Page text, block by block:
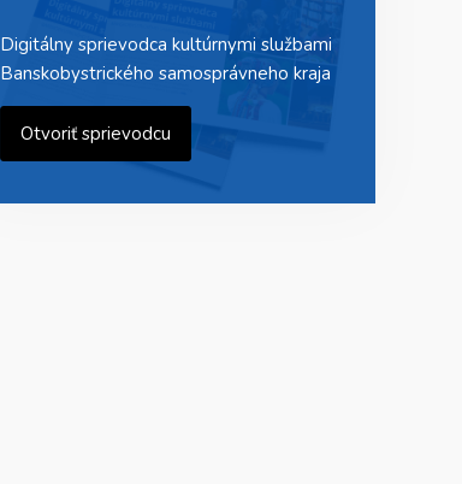
Digitálny sprievodca kultúrnymi službami
Banskobystrického samosprávneho kraja
Otvoriť sprievodcu